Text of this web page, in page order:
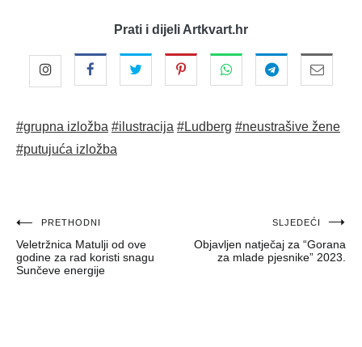
Prati i dijeli Artkvart.hr
#grupna izložba #ilustracija #Ludberg #neustrašive žene
#putujuća izložba
Navigacija
objava
PRETHODNI
Veletržnica Matulji od ove
godine za rad koristi snagu
Sunčeve energije
SLJEDEĆI
Objavljen natječaj za “Gorana
za mlade pjesnike” 2023.